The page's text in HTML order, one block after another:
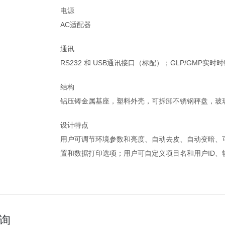
电源
AC适配器
通讯
RS232 和 USB通讯接口（标配）；GLP/GMP实时时
结构
铝压铸金属基座，塑料外壳，可拆卸不锈钢秤盘，
设计特点
用户可调节环境参数和亮度、自动去皮、自动变暗
置和数据打印选项；用户可自定义项目名和用户ID